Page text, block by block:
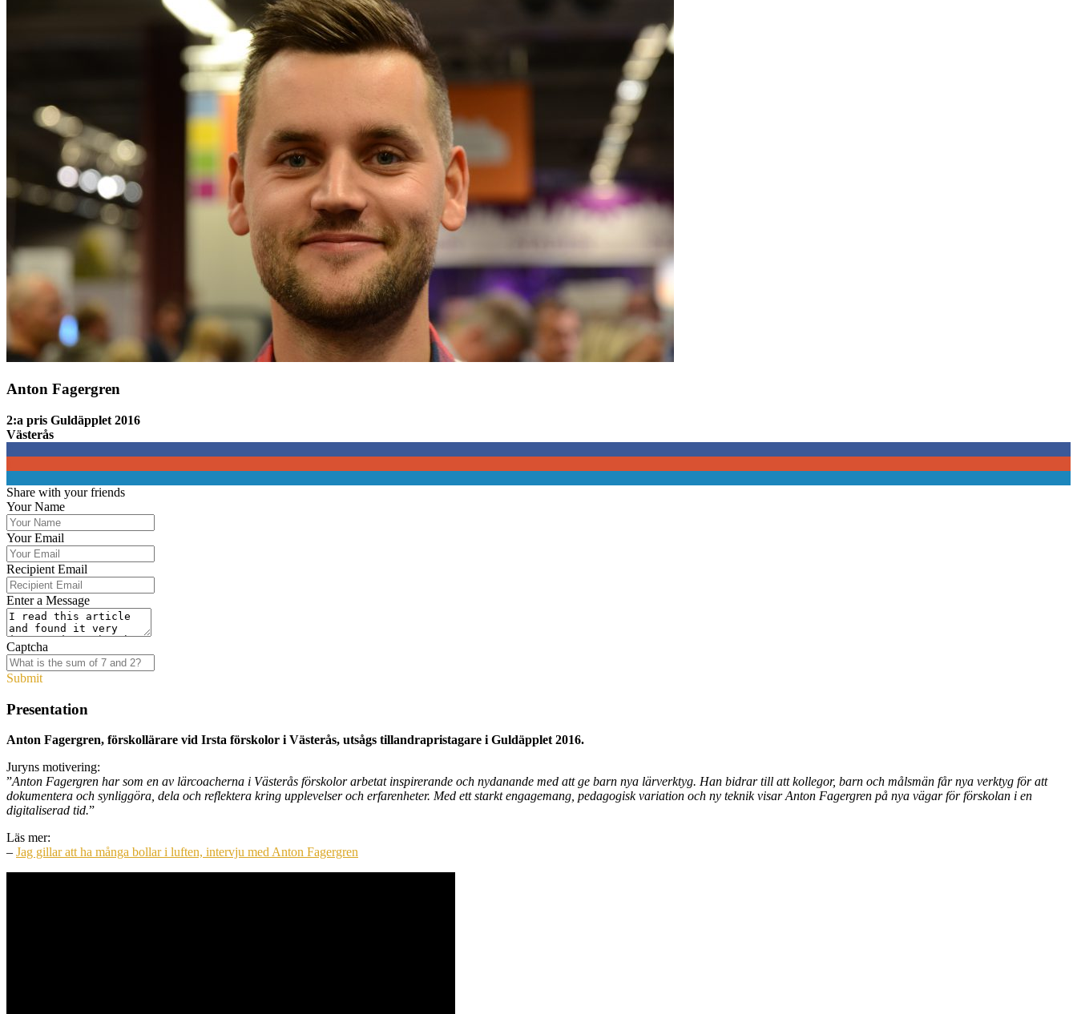
Anton Fagergren
2:a pris Guldäpplet 2016
Västerås
Share with your friends
Your Name
Your Email
Recipient Email
Enter a Message
Captcha
Submit
Presentation
Anton Fagergren, förskollärare vid Irsta förskolor i Västerås, utsågs tillandrapristagare i Guldäpplet 2016.
Juryns motivering:
”Anton Fagergren har som en av lärcoacherna i Västerås förskolor arbetat inspirerande och nydanande med att ge barn nya lärverktyg. Han bidrar till att kollegor, barn och målsmän får nya verktyg för att
dokumentera och synliggöra, dela och reflektera kring upplevelser och erfarenheter. Med ett starkt engagemang, pedagogisk variation och ny teknik visar Anton Fagergren på nya vägar för förskolan i en
digitaliserad tid.”
Läs mer:
– Jag gillar att ha många bollar i luften, intervju med Anton Fagergren